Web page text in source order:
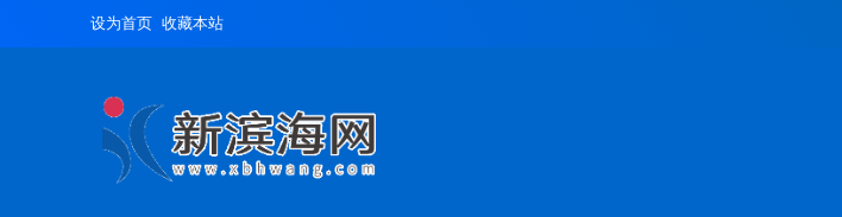
设为首页 收藏本站